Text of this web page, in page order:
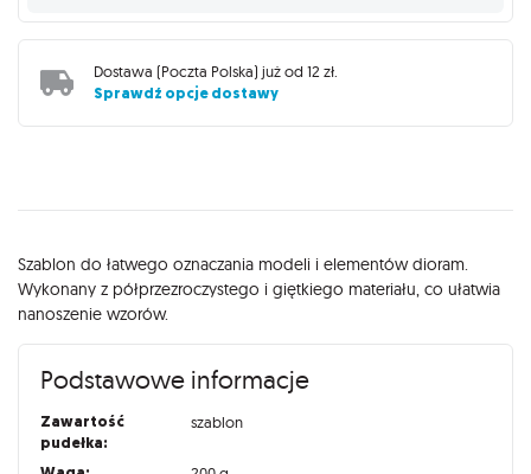
Dostawa (Poczta Polska) już od 12 zł.
Sprawdź opcje dostawy
Opis
Szablon do łatwego oznaczania modeli i elementów dioram.
Wykonany z półprzezroczystego i giętkiego materiału, co ułatwia
nanoszenie wzorów.
Podstawowe informacje
Zawartość
pudełka:
szablon